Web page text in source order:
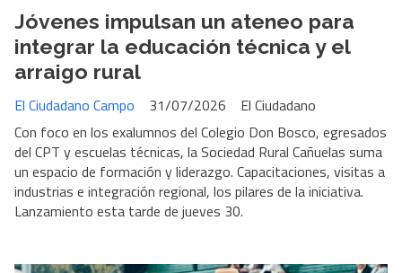
Jóvenes impulsan un ateneo para
integrar la educación técnica y el
arraigo rural
El Ciudadano
El Ciudadano Campo
31/07/2026
Con foco en los exalumnos del Colegio Don Bosco, egresados
del CPT y escuelas técnicas, la Sociedad Rural Cañuelas suma
un espacio de formación y liderazgo. Capacitaciones, visitas a
industrias e integración regional, los pilares de la iniciativa.
Lanzamiento esta tarde de jueves 30.